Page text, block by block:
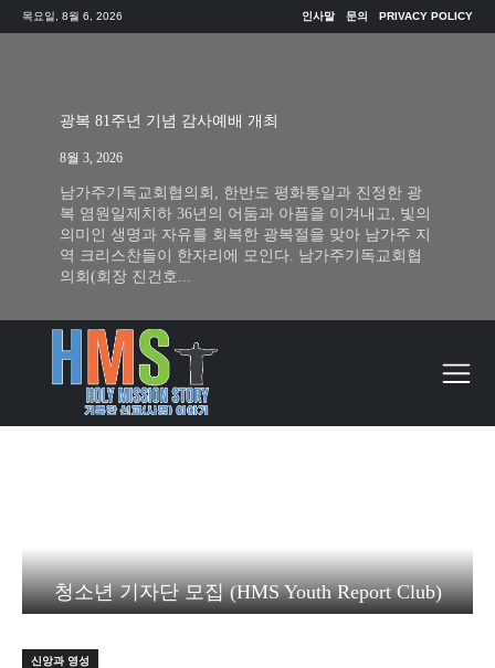
목요일, 8월 6, 2026 인사말 문의 PRIVACY POLICY
광복 81주년 기념 감사예배 개최
8월 3, 2026
남가주기독교회협의회, 한반도 평화통일과 진정한 광
복 염원일제치하 36년의 어둠과 아픔을 이겨내고, 빛의
의미인 생명과 자유를 회복한 광복절을 맞아 남가주 지
역 크리스찬들이 한자리에 모인다. 남가주기독교회협
의회(회장 진건호...
청소년 기자단 모집 (HMS Youth Report Club)
신앙과 영성